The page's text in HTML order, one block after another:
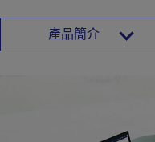
產品簡介